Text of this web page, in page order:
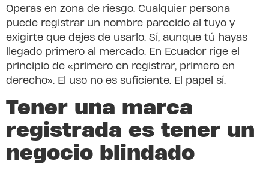
Operas en zona de riesgo. Cualquier persona
puede registrar un nombre parecido al tuyo y
exigirte que dejes de usarlo. Sí, aunque tú hayas
llegado primero al mercado. En Ecuador rige el
principio de «primero en registrar, primero en
derecho». El uso no es suficiente. El papel sí.
Tener una marca
registrada es tener un
negocio blindado